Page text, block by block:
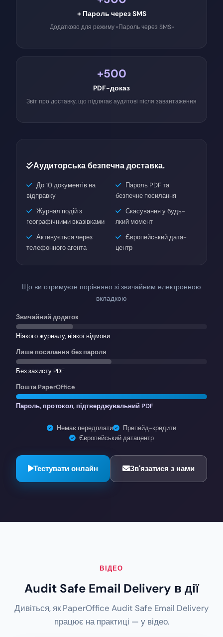
+ Пароль через SMS
Додатково для режиму «Пароль через SMS»
+500
PDF-доказ
Звіт про доставку, що підлягає аудитові після завантаження
Аудиторська безпечна доставка.
До 10 документів на
відправку
Пароль PDF та
безпечне посилання
Журнал подій з
географічними вказівками
Скасування у будь-
який момент
Активується через
телефонного агента
Європейський дата-
центр
Що ви отримуєте порівняно зі звичайним електронною
вкладкою
Звичайний додаток
Ніякого журналу, ніякої відмови
Лише посилання без пароля
Без захисту PDF
Пошта PaperOffice
Пароль, протокол, підтверджувальний PDF
Немає передплати
Препейд-кредити
Європейський датацентр
Тестувати онлайн Зв'язатися з нами
ВІДЕО
Audit Safe Email Delivery в дії
Дивіться, як PaperOffice Audit Safe Email Delivery
працює на практиці — у відео.